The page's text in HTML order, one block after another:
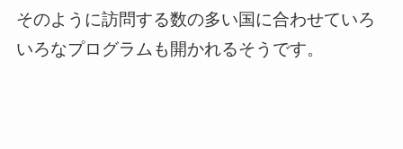
そのように訪問する数の多い国に合わせていろ
いろなプログラムも開かれるそうです。